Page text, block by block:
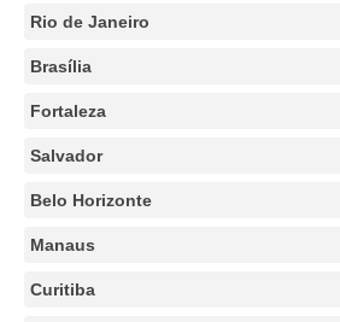
Rio de Janeiro
Brasília
Fortaleza
Salvador
Belo Horizonte
Manaus
Curitiba